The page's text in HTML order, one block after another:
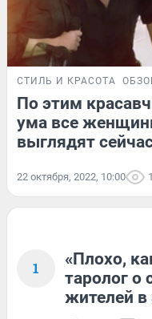
СТИЛЬ И КРАСОТА
По этим
ума все
выглядят
22 октября, 2022, 10:00
1
«Плохо,
таролог о
жителей в